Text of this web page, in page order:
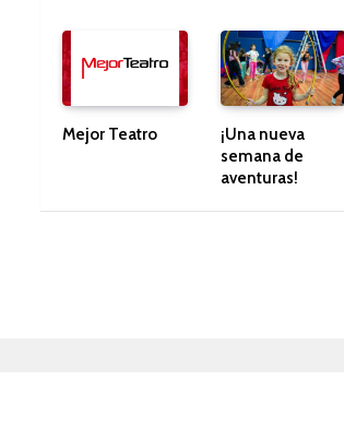
Mejor Teatro
¡Una nueva
semana de
aventuras!